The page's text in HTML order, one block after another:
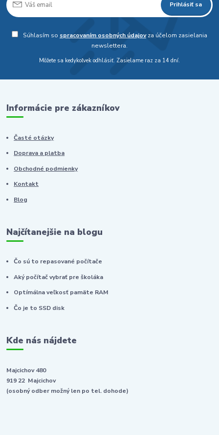
Prihlásiť sa
Súhlasím so spracovaním osobných údajovza účelom zasielania
newslettera.
Môžete sa kedykoľvek odhlásiť. Zasielame raz za 14 dní.
Informácie pre zákazníkov
Časté otázky
Doprava a platba
Obchodné podmienky
Kontakt
Blog
Najčítanejšie na blogu
Čo sú to repasované počítače
Aký počítač vybrať pre školáka
Optímálna veľkosť pamäte RAM
Čo je to SSD disk
Kde nás nájdete
Majcichov 480
919 22 Majcichov
(osobný odber možný len po tel. dohode)